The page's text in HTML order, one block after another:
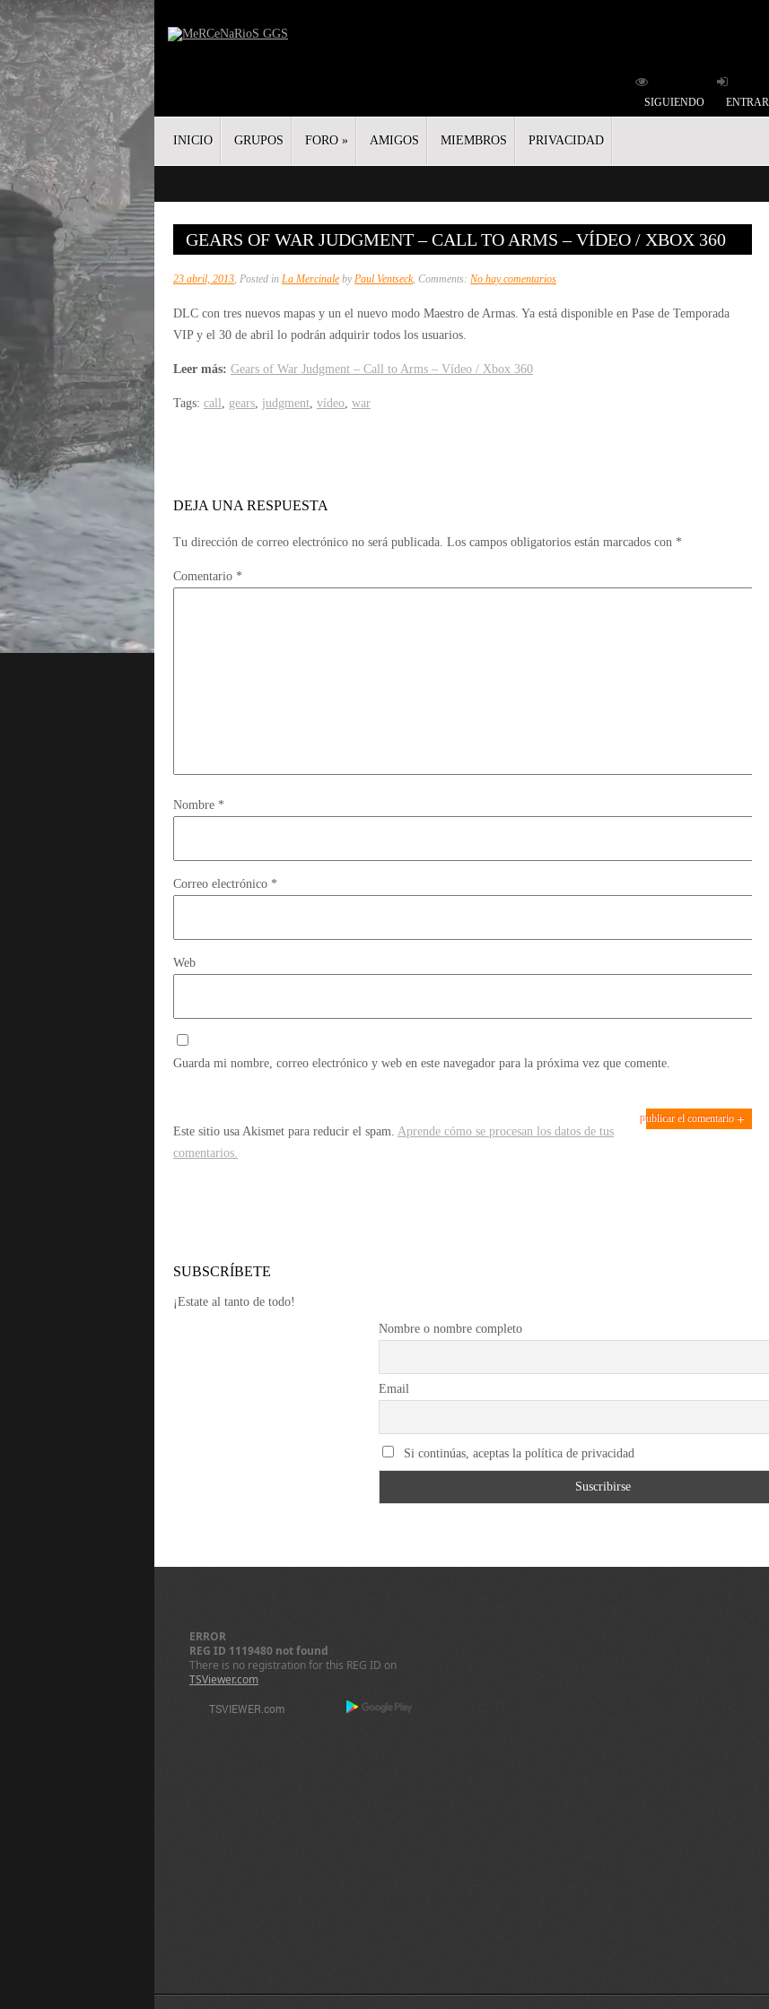
SIGUIENDO ENTRAR
INICIO GRUPOS FORO » AMIGOS MIEMBROS PRIVACIDAD
GEARS OF WAR JUDGMENT – CALL TO ARMS – VÍDEO / XBOX 360
23 abril, 2013, Posted in La Mercinale byPaul Ventseck, Comments: No hay comentariosen
of
Xbox
DLC con tres nuevos mapas y un el nuevo modo Maestro de Armas. Ya está disponible en Pase de Temporada
VIP y el 30 de abril lo podrán adquirir todos los usuarios.
Leer más: Gears of War Judgment – Call to Arms – Vídeo / Xbox 360
Tags: call , gears, judgment, vídeo, war
DEJA UNA RESPUESTA
Tu dirección de correo electrónico no será publicada. Los campos obligatorios están marcados con *
Comentario *
Nombre *
Correo electrónico *
Web
Guarda mi nombre, correo electrónico y web en este navegador para la próxima vez que comente.
Este sitio usa Akismet para reducir el spam. Aprende cómo se procesan los datos de tus
comentarios.
SUBSCRÍBETE
¡Estate al tanto de todo!
Nombre o nombre completo
Email
Si continúas, aceptas la política de privacidad
ERROR
REG ID 1119480 not found
There is no registration for this REG ID on
TSViewer.com